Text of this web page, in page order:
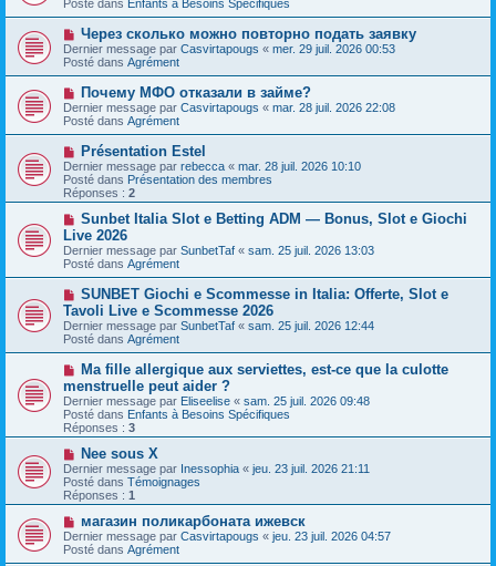
g
e
e
s
a
g
e
v
e
a
u
m
e
s
a
g
e
Posté dans Enfants à Besoins Spécifiques
N
o
u
v
e
a
u
m
e
s
a
g
e
Через сколько можно повторно подать заявку
Dernier message par Casvirtapougs « mer. 29 juil. 2026 00:53
Posté dans Agrément
N
o
u
v
e
a
u
m
e
s
a
g
e
Почему МФО отказали в займе?
Dernier message par Casvirtapougs « mar. 28 juil. 2026 22:08
Posté dans Agrément
N
o
u
v
e
a
u
m
e
s
s
a
g
e
Présentation Estel
Dernier message par rebecca « mar. 28 juil. 2026 10:10
Posté dans Présentation des membres
Réponses : 2
N
u
v
e
a
u
m
e
s
a
g
e
Sunbet Italia Slot e Betting ADM — Bonus, Slot e Giochi
Live 2026
Dernier message par SunbetTaf « sam. 25 juil. 2026 13:03
Posté dans Agrément
N
u
v
e
a
m
e
s
s
a
g
e
SUNBET Giochi e Scommesse in Italia: Offerte, Slot e
Tavoli Live e Scommesse 2026
Dernier message par SunbetTaf « sam. 25 juil. 2026 12:44
Posté dans Agrément
N
u
v
e
a
u
m
e
s
s
g
e
Ma fille allergique aux serviettes, est-ce que la culotte
menstruelle peut aider ?
Dernier message par Eliseelise « sam. 25 juil. 2026 09:48
Posté dans Enfants à Besoins Spécifiques
Réponses : 3
N
o
u
v
e
a
u
m
e
Nee sous X
Dernier message par Inessophia « jeu. 23 juil. 2026 21:11
Posté dans Témoignages
Réponses : 1
N
o
u
v
магазин поликарбоната ижевск
Dernier message par Casvirtapougs « jeu. 23 juil. 2026 04:57
Posté dans Agrément